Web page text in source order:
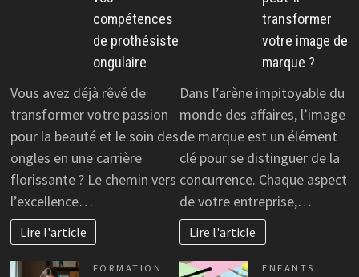
compétences
de prothésiste
ongulaire
Vous avez déjà rêvé de
transformer votre passion
pour la beauté et le soin des
ongles en une carrière
florissante ? Le chemin vers
l’excellence…
Lire l'article
transformer
votre image de
marque ?
Dans l’arène impitoyable du
monde des affaires, l’image
de marque est un élément
clé pour se distinguer de la
concurrence. Chaque aspect
de votre entreprise,…
Lire l'article
FORMATION ENFANTS